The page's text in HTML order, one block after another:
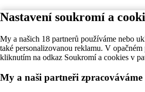
Nastavení soukromí a
My a našich 18 partnerů používáme nebo
také personalizovanou reklamu. V
kliknutím na odkaz Soukromí a cookies v
My a naši partneři